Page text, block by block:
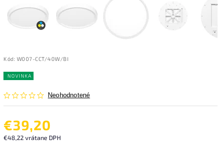
Kód: W007-CCT/40W/BI
NOVINKA
Neohodnotené
€39,20
€48,22 vrátane DPH